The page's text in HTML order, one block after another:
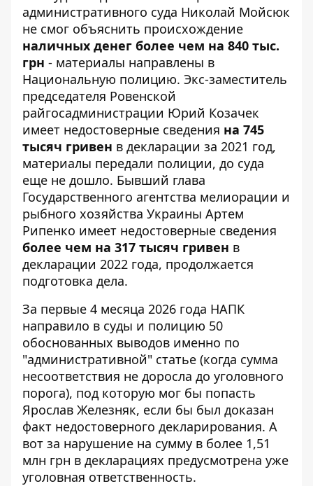
административного суда Николай Мойсюк
не смог объяснить происхождение
наличных денег более чем на 840 тыс.
грн - материалы направлены в
Национальную полицию. Экс-заместитель
председателя Ровенской
райгосадминистрации Юрий Козачек
имеет недостоверные сведения на 745
тысяч гривен в декларации за 2021 год,
материалы передали полиции, до суда
еще не дошло. Бывший глава
Государственного агентства мелиорации и
рыбного хозяйства Украины Артем
Рипенко имеет недостоверные сведения
более чем на 317 тысяч гривен в
декларации 2022 года, продолжается
подготовка дела.
За первые 4 месяца 2026 года НАПК
направило в суды и полицию 50
обоснованных выводов именно по
"административной" статье (когда сумма
несоответствия не доросла до уголовного
порога), под которую мог бы попасть
Ярослав Железняк, если бы был доказан
факт недостоверного декларирования. А
вот за нарушение на сумму в более 1,51
млн грн в декларациях предусмотрена уже
уголовная ответственность.